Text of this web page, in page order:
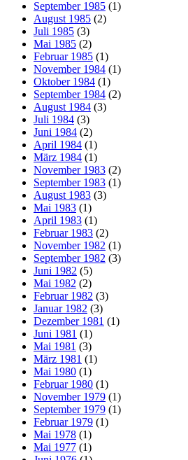
September 1985 (1)
August 1985 (2)
Juli 1985 (3)
Mai 1985 (2)
Februar 1985 (1)
November 1984 (1)
Oktober 1984 (1)
September 1984 (2)
August 1984 (3)
Juli 1984 (3)
Juni 1984 (2)
April 1984 (1)
März 1984 (1)
November 1983 (2)
September 1983 (1)
August 1983 (3)
Mai 1983 (1)
April 1983 (1)
Februar 1983 (2)
November 1982 (1)
September 1982 (3)
Juni 1982 (5)
Mai 1982 (2)
Februar 1982 (3)
Januar 1982 (3)
Dezember 1981 (1)
Juni 1981 (1)
Mai 1981 (3)
März 1981 (1)
Mai 1980 (1)
Februar 1980 (1)
November 1979 (1)
September 1979 (1)
Februar 1979 (1)
Mai 1978 (1)
Mai 1977 (1)